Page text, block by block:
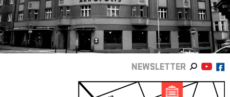
NEWSLETTER